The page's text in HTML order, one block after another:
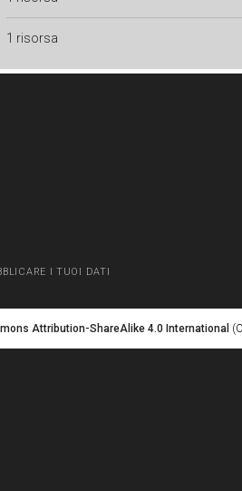
1 risorsa
I TUOI DATI
Attribution-ShareAlike 4.0 International